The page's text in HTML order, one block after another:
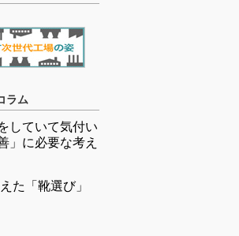
ラム
していて気付い
」に必要な考え
た「靴選び」